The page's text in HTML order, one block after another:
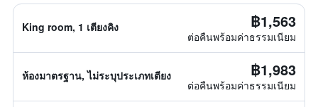
King room, 1 เตียงคิง ฿1,563
ต่อคืนพร้อมค่าธรรมเนียม
ห้องมาตรฐาน, ไม่ระบุประเภทเตียง ฿1,983
ต่อคืนพร้อมค่าธรรมเนียม